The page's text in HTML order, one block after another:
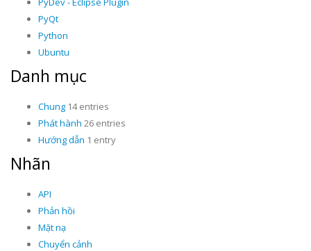
PyQt
Python
Ubuntu
Danh mục
Chung 14 entries
Phát hành 26 entries
Hướng dẫn 1 entry
Nhãn
API
Phản hồi
Mặt nạ
Chuyển cảnh